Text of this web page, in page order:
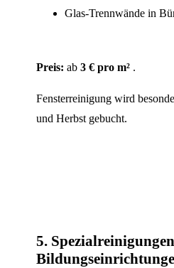
Glas-Trennwände in
Preis: ab3 € pro m² .
Fensterreinigung wird
und Herbst gebucht.
5.